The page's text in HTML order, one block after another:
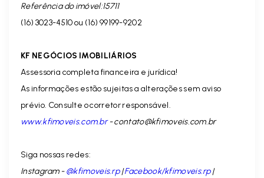
Referência do imóvel:15711
(16) 3023-4510 ou (16) 99199-9202
KF NEGÓCIOS IMOBILIÁRIOS
Assessoria completa financeira e jurídica!
As informações estão sujeitas a alterações sem aviso
prévio. Consulte o corretor responsável.
www.kfimoveis.com.br-contato@kfimoveis.com.br
Siga nossas redes:
Instagram -@kfimoveis.rp|Facebook/kfimoveis.rp|